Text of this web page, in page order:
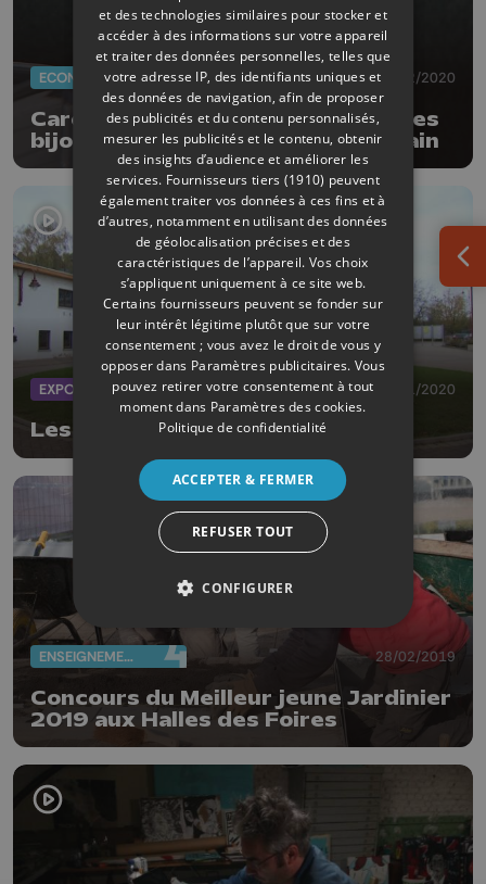
ECONOMIE 08/12/2020
Caroline Purgal/Isabelle Busch : des
bijoux précieux et réalisés à la main
EXPOS 13/11/2020
Les K-Dolls débarquent à Hannut
ENSEIGNEMENT 28/02/2019
Concours du Meilleur jeune Jardinier
2019 aux Halles des Foires
et des technologies similaires pour stocker et
accéder à des informations sur votre appareil
et traiter des données personnelles, telles que
votre adresse IP, des identifiants uniques et
des données de navigation, afin de proposer
des publicités et du contenu personnalisés,
mesurer les publicités et le contenu, obtenir
des insights d’audience et améliorer les
services. Fournisseurs tiers (1910) peuvent
également traiter vos données à ces fins et à
d’autres, notamment en utilisant des données
de géolocalisation précises et des
caractéristiques de l’appareil. Vos choix
s’appliquent uniquement à ce site web.
Certains fournisseurs peuvent se fonder sur
leur intérêt légitime plutôt que sur votre
consentement ; vous avez le droit de vous y
opposer dans Paramètres publicitaires. Vous
pouvez retirer votre consentement à tout
moment dans Paramètres des cookies.
Politique de confidentialité
ACCEPTER & FERMER
REFUSER TOUT
CONFIGURER